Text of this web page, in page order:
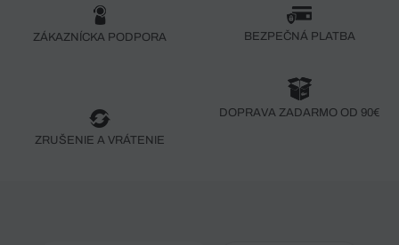
ZÁKAZNÍCKA PODPORA BEZPEČNÁ PLATBA
ZRUŠENIE A VRÁTENIE
DOPRAVA ZADARMO OD 90€